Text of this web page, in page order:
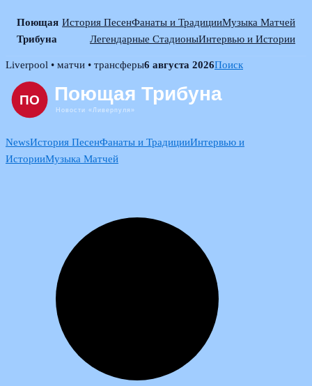
Поющая
Трибуна
История ПесенФанаты и ТрадицииМузыка Матчей
Легендарные СтадионыИнтервью и Истории
Skip
content
Liverpool • матчи • трансферы6 августа 2026Поиск
NewsИстория ПесенФанаты и ТрадицииИнтервью и
ИсторииМузыка Матчей